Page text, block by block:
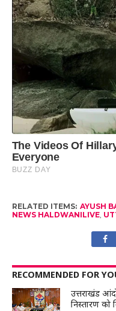
RELATED ITEMS: AYUSH
NEWS HALDWANILIVE,
RECOMMENDED FOR
उत्तराखंड
निस्तारण